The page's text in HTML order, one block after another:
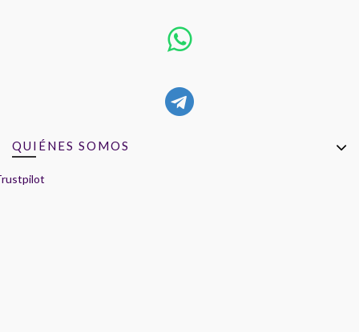
QUIÉNES SOMOS